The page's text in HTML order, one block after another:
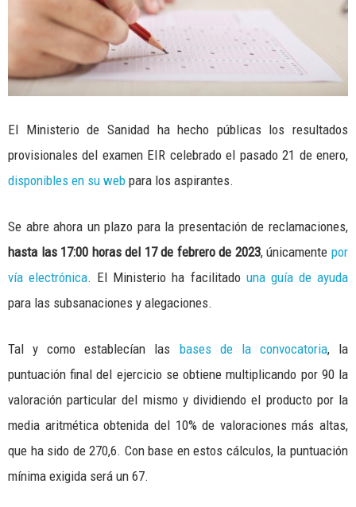
El Ministerio de Sanidad ha hecho públicas los resultados
provisionales del examen EIR celebrado el pasado 21 de enero,
disponibles en su web para los aspirantes.
Se abre ahora un plazo para la presentación de reclamaciones,
hasta las 17:00 horas del 17 de febrero de 2023, únicamentepor
vía electrónica. El Ministerio ha facilitado una guía de ayuda
para las subsanaciones y alegaciones.
Tal y como establecían las bases de la convocatoria, la
puntuación final del ejercicio se obtiene multiplicando por 90 la
valoración particular del mismo y dividiendo el producto por la
media aritmética obtenida del 10% de valoraciones más altas,
que ha sido de 270,6. Con base en estos cálculos, la puntuación
mínima exigida será un 67.